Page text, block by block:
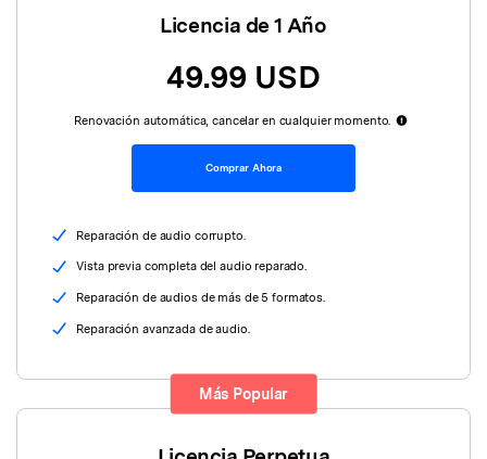
Repairit en Línea IA
Repara y mejora archivos en línea
Pruébalo en Línea
Repairit for Email
Repara correos dañados de Outlook
Soluciones de Fotos
Soluciones de Audio
Descubre Más Soluciones
documentos y audios con inteligencia artificial.
Repairit for Email
Recupera sin complicaciones tus archivos
PST/OST y correos electrónicos eliminados de
Licencia de 1 Año
49.99 USD
Renovación automática, cancelar en cualquier momento.
Comprar Ahora
Reparación de audio corrupto.
Vista previa completa del audio reparado.
Reparación de audios de más de 5 formatos.
Reparación avanzada de audio.
Más Popular